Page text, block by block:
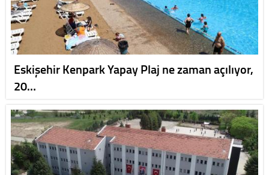
Eskişehir Kenpark Yapay Plaj ne zaman açılıyor,
20…